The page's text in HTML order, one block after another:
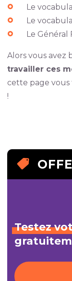
Le
Le
Le Général
Alors vous avez
travailler ces
cette page
!
Testez